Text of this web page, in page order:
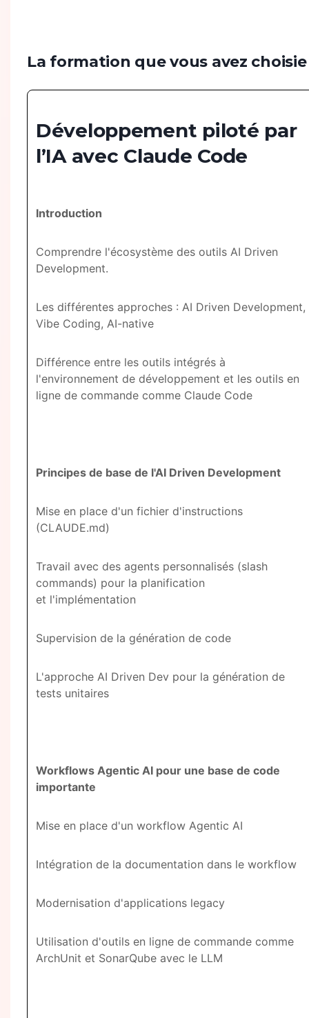
La formation que vous avez choisie
Développement piloté par
l’IA avec Claude Code
Introduction
Comprendre l'écosystème des outils AI Driven
Development.
Les différentes approches : AI Driven Development,
Vibe Coding, AI-native
Différence entre les outils intégrés à
l'environnement de développement et les outils en
ligne de commande comme Claude Code
Principes de base de l'AI Driven Development
Mise en place d'un fichier d'instructions
(CLAUDE.md)
Travail avec des agents personnalisés (slash
commands) pour la planification
et l'implémentation
Supervision de la génération de code
L'approche AI Driven Dev pour la génération de
tests unitaires
Workflows Agentic AI pour une base de code
importante
Mise en place d'un workflow Agentic AI
Intégration de la documentation dans le workflow
Modernisation d'applications legacy
Utilisation d'outils en ligne de commande comme
ArchUnit et SonarQube avec le LLM